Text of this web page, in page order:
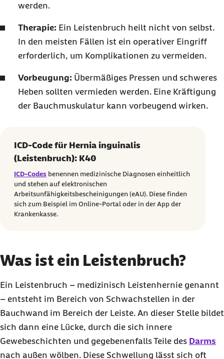
werden.
Therapie: Ein Leistenbruch heilt nicht von selbst.
In den meisten Fällen ist ein operativer Eingriff
erforderlich, um Komplikationen zu vermeiden.
Vorbeugung: Übermäßiges Pressen und schweres
Heben sollten vermieden werden. Eine Kräftigung
der Bauchmuskulatur kann vorbeugend wirken.
ICD-Code für Hernia inguinalis
(Leistenbruch): K40
ICD-Codes benennen medizinische Diagnosen einheitlich
und stehen auf elektronischen
Arbeitsunfähigkeitsbescheinigungen (eAU). Diese finden
sich zum Beispiel im Online-Portal oder in der App der
Krankenkasse.
Was ist ein Leistenbruch?
Ein Leistenbruch – medizinisch Leistenhernie genannt
– entsteht im Bereich von Schwachstellen in der
Bauchwand im Bereich der Leiste. An dieser Stelle bildet
sich dann eine Lücke, durch die sich innere
Gewebeschichten und gegebenenfalls Teile des Darms
nach außen wölben. Diese Schwellung lässt sich oft